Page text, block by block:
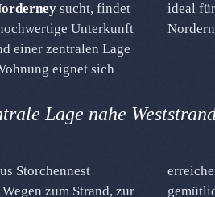
sucht, findet
Unterkunft
einer zentralen Lage
eignet sich
ideal
Lage nahe
Storchennest
zum Strand, zur
Fahrradtour oder
bietet den